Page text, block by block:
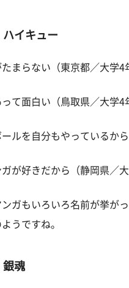
イキュー
たまらない（東京都／大学4
って面白い（鳥取県／大学4
ールを自分もやっているか
ガが好きだから（静岡県／
ンガもいろいろ名前が挙が
うですね。
魂